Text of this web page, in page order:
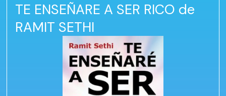
TE ENSEÑARE A SER RICO de
RAMIT SETHI